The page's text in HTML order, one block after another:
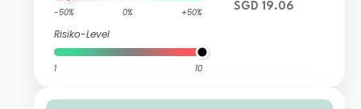
-50% 0% +50%
Risiko-Level
1 10
SGD 19.06